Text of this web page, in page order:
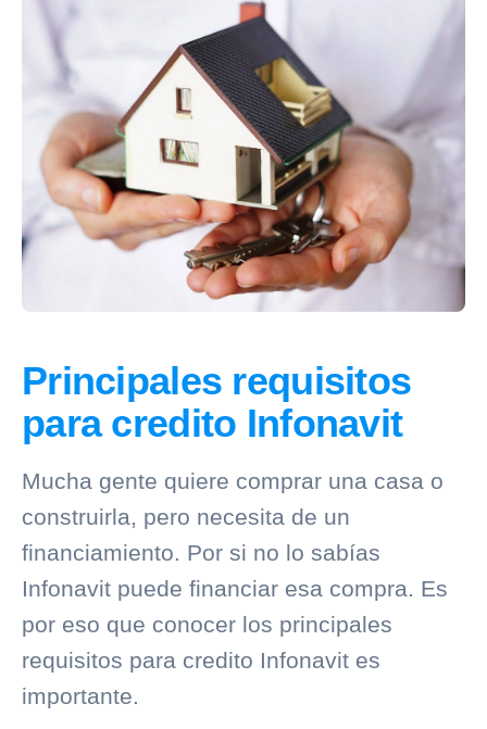
Principales requisitos
para credito Infonavit
Mucha gente quiere comprar una casa o
construirla, pero necesita de un
financiamiento. Por si no lo sabías
Infonavit puede financiar esa compra. Es
por eso que conocer los principales
requisitos para credito Infonavit es
importante.